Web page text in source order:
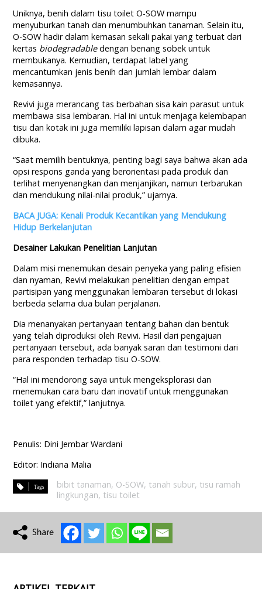
Uniknya, benih dalam tisu toilet O-SOW mampu
menyuburkan tanah dan menumbuhkan tanaman. Selain itu,
O-SOW hadir dalam kemasan sekali pakai yang terbuat dari
kertas biodegradabledengan benang sobek untuk
membukanya. Kemudian, terdapat label yang
mencantumkan jenis benih dan jumlah lembar dalam
kemasannya.
Revivi juga merancang tas berbahan sisa kain parasut untuk
membawa sisa lembaran. Hal ini untuk menjaga kelembapan
tisu dan kotak ini juga memiliki lapisan dalam agar mudah
dibuka.
“Saat memilih bentuknya, penting bagi saya bahwa akan ada
opsi respons ganda yang berorientasi pada produk dan
terlihat menyenangkan dan menjanjikan, namun terbarukan
dan mendukung nilai-nilai produk,” ujarnya.
BACA JUGA: Kenali Produk Kecantikan yang Mendukung
Hidup Berkelanjutan
Desainer Lakukan Penelitian Lanjutan
Dalam misi menemukan desain penyeka yang paling efisien
dan nyaman, Revivi melakukan penelitian dengan empat
partisipan yang menggunakan lembaran tersebut di lokasi
berbeda selama dua bulan perjalanan.
Dia menanyakan pertanyaan tentang bahan dan bentuk
yang telah diproduksi oleh Revivi. Hasil dari pengajuan
pertanyaan tersebut, ada banyak saran dan testimoni dari
para responden terhadap tisu O-SOW.
“Hal ini mendorong saya untuk mengeksplorasi dan
menemukan cara baru dan inovatif untuk menggunakan
toilet yang efektif,” lanjutnya.
Penulis: Dini Jembar Wardani
Editor: Indiana Malia
bibit tanaman, O-SOW, tanah subur, tisu ramah
lingkungan, tisu toilet